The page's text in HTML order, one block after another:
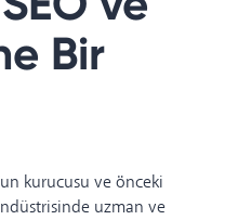
Bir
kurucusu ve önceki
uzman ve